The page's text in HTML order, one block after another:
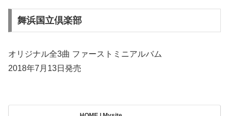
舞浜国立倶楽部
オリジナル全3曲 ファーストミニアルバム
2018年7月13日発売